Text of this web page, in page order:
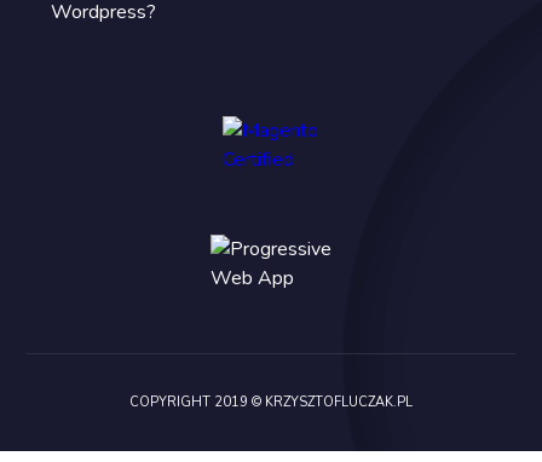
Wordpress?
COPYRIGHT 2019 © KRZYSZTOFLUCZAK.PL